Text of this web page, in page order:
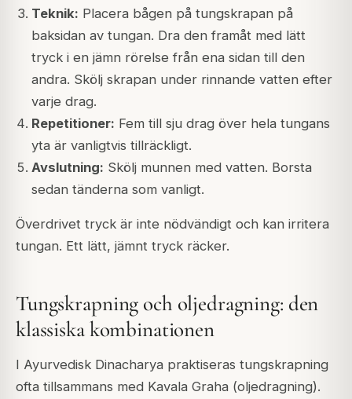
Teknik: Placera bågen på tungskrapan på
baksidan av tungan. Dra den framåt med lätt
tryck i en jämn rörelse från ena sidan till den
andra. Skölj skrapan under rinnande vatten efter
varje drag.
Repetitioner: Fem till sju drag över hela tungans
yta är vanligtvis tillräckligt.
Avslutning: Skölj munnen med vatten. Borsta
sedan tänderna som vanligt.
Överdrivet tryck är inte nödvändigt och kan irritera
tungan. Ett lätt, jämnt tryck räcker.
Tungskrapning och oljedragning: den
klassiska kombinationen
I Ayurvedisk Dinacharya praktiseras tungskrapning
ofta tillsammans med Kavala Graha (oljedragning).